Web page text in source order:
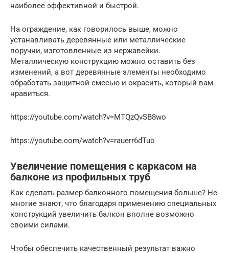
наиболее эффективной и быстрой.
На ограждение, как говорилось выше, можно
устанавливать деревянные или металлические
поручни, изготовленные из нержавейки.
Металлическую конструкцию можно оставить без
изменений, а вот деревянные элементы необходимо
обработать защитной смесью и окрасить, который вам
нравиться.
https://youtube.com/watch?v=MTQzQvSB8wo
https://youtube.com/watch?v=rauerr6dTuo
Увеличение помещения с каркасом на
балконе из профильных труб
Как сделать размер балконного помещения больше? Не
многие знают, что благодаря применению специальных
конструкций увеличить балкон вполне возможно
своими силами.
Чтобы обеспечить качественный результат важно